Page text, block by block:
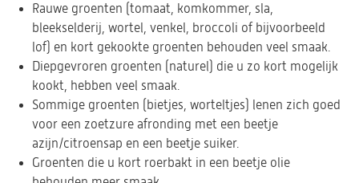
Rauwe groenten (tomaat, komkommer, sla,
bleekselderij, wortel, venkel, broccoli of bijvoorbeeld
lof) en kort gekookte groenten behouden veel smaak.
Diepgevroren groenten (naturel) die u zo kort mogelijk
kookt, hebben veel smaak.
Sommige groenten (bietjes, worteltjes) lenen zich goed
voor een zoetzure afronding met een beetje
azijn/citroensap en een beetje suiker.
Groenten die u kort roerbakt in een beetje olie